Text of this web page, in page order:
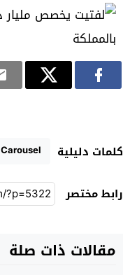
كلمات دليلية Carousel
رابط مختصر
مقالات ذات صلة